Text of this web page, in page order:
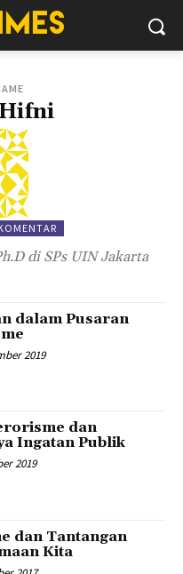
di SPs UIN Jakarta
dalam Pusaran
2019
dan
Ingatan Publik
2019
dan Tantangan
Kita